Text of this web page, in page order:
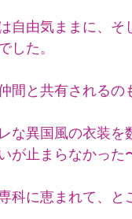
自由気ままに、そ
した。
間と共有されるの
異国風の衣装を
が止まらなかっ
科に恵まれて、と